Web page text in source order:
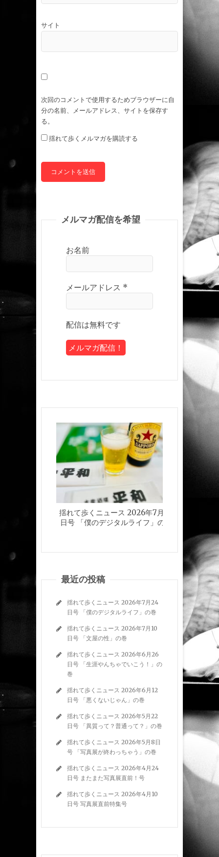
サイト
次回のコメントで使用するためブラウザーに自
分の名前、メールアドレス、サイトを保存す
る。
揺れて歩くメルマガを購読する
メルマガ配信を希望
お名前
メールアドレス *
配信は無料です
揺れて歩くニュース 2026年7月24
日号 「僕のデジタルライフ」の巻
最近の投稿
揺れて歩くニュース 2026年7月24
日号 「僕のデジタルライフ」の巻
揺れて歩くニュース 2026年7月10
日号 「文屋の性」の巻
揺れて歩くニュース 2026年6月26
日号 「生涯やんちゃでいこう！」の
巻
揺れて歩くニュース 2026年6月12
日号 「悪くないじゃん」の巻
揺れて歩くニュース 2026年5月22
日号 「異質って？普通って？」の巻
揺れて歩くニュース 2026年5月8日
号 「写真展が終わっちゃう」の巻
揺れて歩くニュース 2026年4月24
日号 またまた写真展直前！号
揺れて歩くニュース 2026年4月10
日号 写真展直前特集号